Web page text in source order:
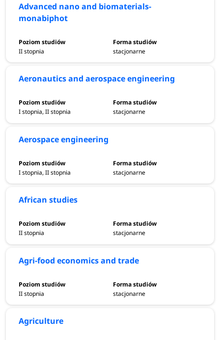
Advanced nano and biomaterials-
monabiphot
II stopnia stacjonarne
Aeronautics and aerospace engineering
I stopnia, II stopnia stacjonarne
Aerospace engineering
I stopnia, II stopnia stacjonarne
African studies
II stopnia stacjonarne
Agri-food economics and trade
II stopnia stacjonarne
Agriculture